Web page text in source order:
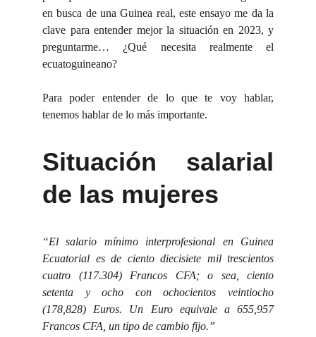
en busca de una Guinea real, este ensayo me da la
clave para entender mejor la situación en 2023, y
preguntarme… ¿Qué necesita realmente el
ecuatoguineano?
Para poder entender de lo que te voy hablar,
tenemos hablar de lo más importante.
Situación salarial
de las mujeres
“El salario mínimo interprofesional en Guinea
Ecuatorial es de ciento diecisiete mil trescientos
cuatro (117.304) Francos CFA; o sea, ciento
setenta y ocho con ochocientos veintiocho
(178,828) Euros. Un Euro equivale a 655,957
Francos CFA, un tipo de cambio fijo.”